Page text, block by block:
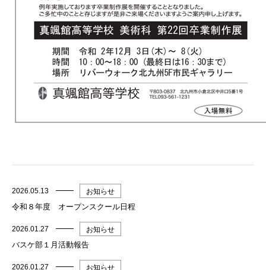
2026.05.13 お知らせ
令和８年度 オープンスクール日程
2026.01.27 お知らせ
バスケ部１月活動報告
2026.01.27 お知らせ